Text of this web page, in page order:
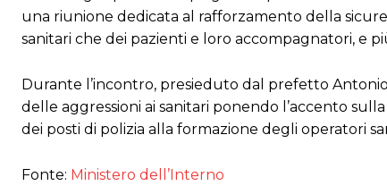
una riunione dedicata al rafforzamento della
sanitari che dei pazienti e loro accompagnatori, e
Durante l’incontro, presieduto dal prefetto
delle aggressioni ai sanitari ponendo l’accento
dei posti di polizia alla formazione degli operatori
Fonte: Ministero dell’Interno